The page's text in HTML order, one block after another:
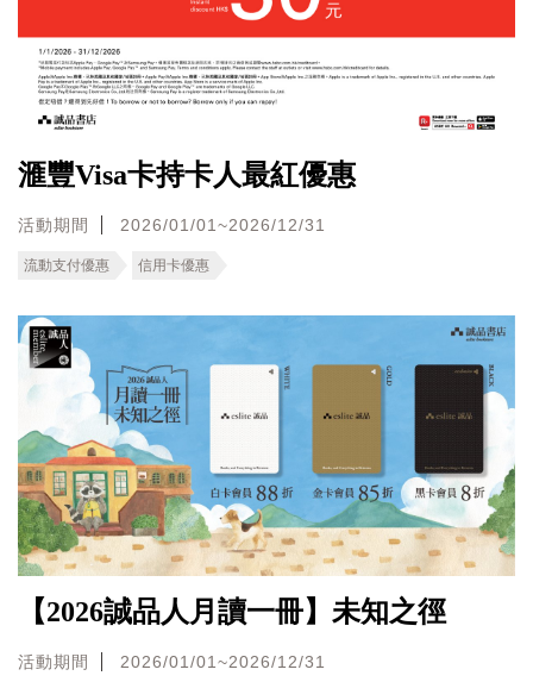
滙豐Visa卡持卡人最紅優惠
活動期間 2026/01/01~2026/12/31
流動支付優惠 信用卡優惠
【2026誠品人月讀一冊】未知之徑
活動期間 2026/01/01~2026/12/31